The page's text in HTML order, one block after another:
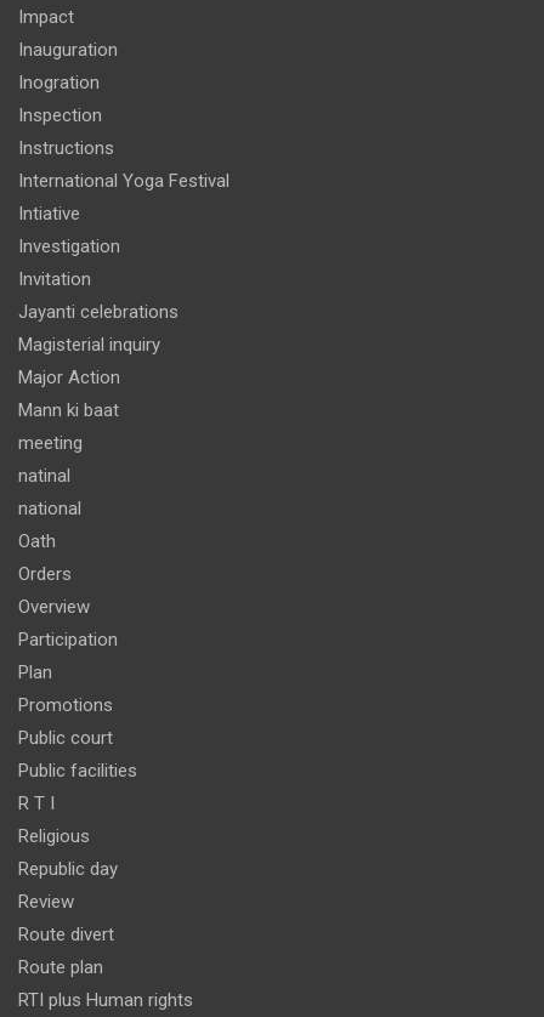
Impact
Inauguration
Inogration
Inspection
Instructions
International Yoga Festival
Intiative
Investigation
Invitation
Jayanti celebrations
Magisterial inquiry
Major Action
Mann ki baat
meeting
natinal
national
Oath
Orders
Overview
Participation
Plan
Promotions
Public court
Public facilities
R T I
Religious
Republic day
Review
Route divert
Route plan
RTI plus Human rights